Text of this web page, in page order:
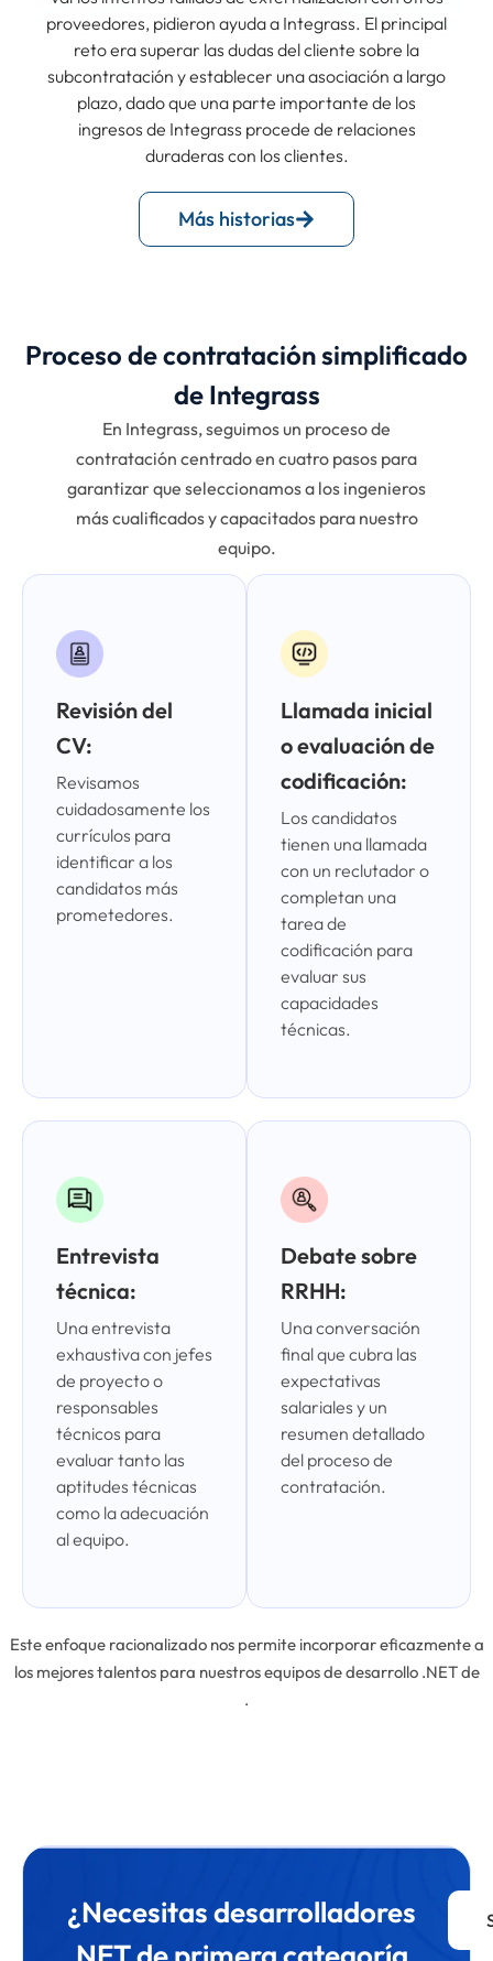
proveedores, pidieron ayuda a Integrass. El principal
reto era superar las dudas del cliente sobre la
subcontratación y establecer una asociación a largo
plazo, dado que una parte importante de los
ingresos de Integrass procede de relaciones
duraderas con los clientes.
Más historias
Proceso de contratación simplificado
de Integrass
En Integrass, seguimos un proceso de
contratación centrado en cuatro pasos para
garantizar que seleccionamos a los ingenieros
más cualificados y capacitados para nuestro
equipo.
Revisión del
CV:
Revisamos
cuidadosamente los
currículos para
identificar a los
candidatos más
prometedores.
Llamada inicial
o evaluación de
codificación:
Los candidatos
tienen una llamada
con un reclutador o
completan una
tarea de
codificación para
evaluar sus
capacidades
técnicas.
Entrevista
técnica:
Una entrevista
exhaustiva con jefes
de proyecto o
responsables
técnicos para
evaluar tanto las
aptitudes técnicas
como la adecuación
al equipo.
Debate sobre
RRHH:
Una conversación
final que cubra las
expectativas
salariales y un
resumen detallado
del proceso de
contratación.
Este enfoque racionalizado nos permite incorporar eficazmente a
los mejores talentos para nuestros equipos de desarrollo .NET de
.
¿Necesitas desarrolladores